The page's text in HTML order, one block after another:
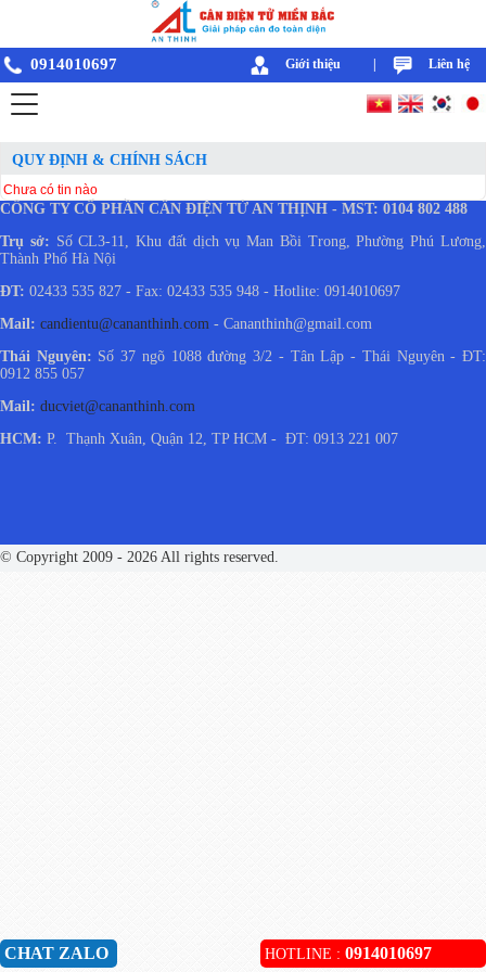
0914010697 Giới thiệu Liên hệ
QUY ĐỊNH & CHÍNH SÁCH
Chưa có tin nào
CÔNG TY CỔ PHẦN CÂN ĐIỆN TỬ AN THỊNH - MST: 0104 802 488
Trụ sở: Số CL3-11, Khu đất dịch vụ Man Bồi Trong, Phường Phú Lương,
Thành Phố Hà Nội
ĐT: 02433 535 827 - Fax: 02433 535 948 - Hotlite: 0914010697
Mail: candientu@cananthinh.com - Cananthinh@gmail.com
Thái Nguyên: Số 37 ngõ 1088 đường 3/2 - Tân Lập - Thái Nguyên - ĐT:
0912 855 057
Mail: ducviet@cananthinh.com
HCM: P. Thạnh Xuân, Quận 12, TP HCM - ĐT: 0913 221 007
© Copyright 2009 - 2026 All rights reserved.
CHAT ZALO HOTLINE : 0914010697